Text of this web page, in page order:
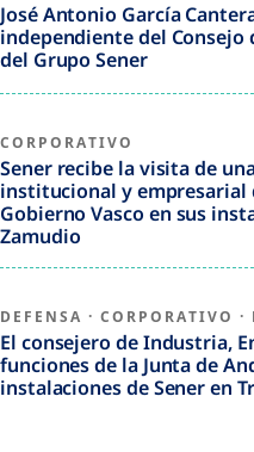
José Antonio García
independiente del
del Grupo Sener
CORPORATIVO
Sener recibe la visita de
institucional y empresarial
Gobierno Vasco en sus
Zamudio
DEFENSA · CORPORATIVO ·
El consejero de Industria,
funciones de la Junta de
instalaciones de Sener en